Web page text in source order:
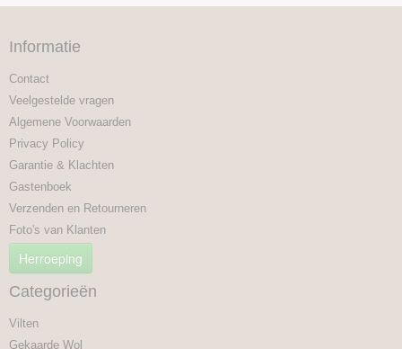
Informatie
Contact
Veelgestelde vragen
Algemene Voorwaarden
Privacy Policy
Garantie & Klachten
Gastenboek
Verzenden en Retourneren
Foto's van Klanten
Herroeping
Categorieën
Vilten
Gekaarde Wol